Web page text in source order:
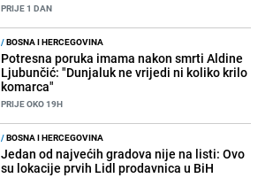
PRIJE 1 DAN
/BOSNA I HERCEGOVINA
Potresna poruka imama nakon smrti Aldine
Ljubunčić: "Dunjaluk ne vrijedi ni koliko krilo
komarca"
PRIJE OKO 19H
/BOSNA I HERCEGOVINA
Jedan od najvećih gradova nije na listi: Ovo
su lokacije prvih Lidl prodavnica u BiH